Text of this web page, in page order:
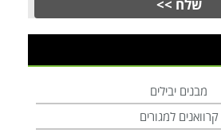
מבנים יבילים
קרוואנים למגורים